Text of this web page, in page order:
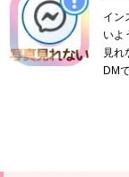
イン
いよ
見れ
DM